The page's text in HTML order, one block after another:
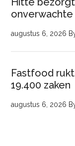
augustus 6, 2026
Fastfood
19.400 zaken
augustus 6, 2026